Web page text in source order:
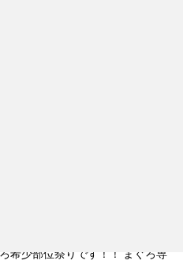
ろ解体ショー実施
今回はお子様、いつまでも子供
♪ […]
希少部位祭りです！！ まぐろ専